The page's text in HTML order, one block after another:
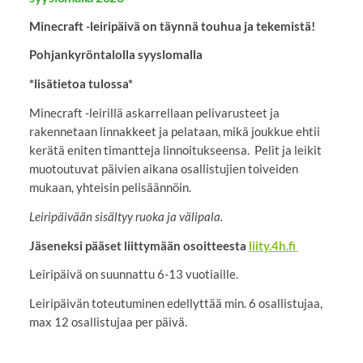
Minecraft -leiripäivä on täynnä touhua ja tekemistä!
Pohjankyröntalolla syyslomalla
*lisätietoa tulossa*
Minecraft -leirillä askarrellaan pelivarusteet ja
rakennetaan linnakkeet ja pelataan, mikä joukkue ehtii
kerätä eniten timantteja linnoitukseensa. Pelit ja leikit
muotoutuvat päivien aikana osallistujien toiveiden
mukaan, yhteisin pelisäännöin.
Leiripäivään sisältyy ruoka ja välipala.
Jäseneksi pääset liittymään osoitteesta liity.4h.fi
Leiripäivä on suunnattu 6-13 vuotiaille.
Leiripäivän toteutuminen edellyttää min. 6 osallistujaa,
max 12 osallistujaa per päivä.